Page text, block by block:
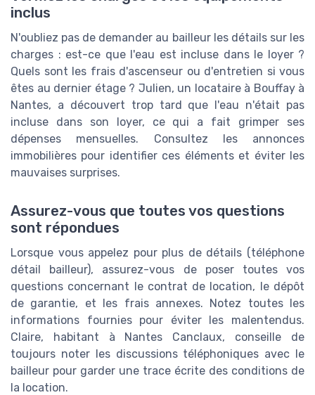
inclus
N'oubliez pas de demander au bailleur les détails sur les
charges : est-ce que l'eau est incluse dans le loyer ?
Quels sont les frais d'ascenseur ou d'entretien si vous
êtes au dernier étage ? Julien, un locataire à Bouffay à
Nantes, a découvert trop tard que l'eau n'était pas
incluse dans son loyer, ce qui a fait grimper ses
dépenses mensuelles. Consultez les annonces
immobilières pour identifier ces éléments et éviter les
mauvaises surprises.
Assurez-vous que toutes vos questions
sont répondues
Lorsque vous appelez pour plus de détails (téléphone
détail bailleur), assurez-vous de poser toutes vos
questions concernant le contrat de location, le dépôt
de garantie, et les frais annexes. Notez toutes les
informations fournies pour éviter les malentendus.
Claire, habitant à Nantes Canclaux, conseille de
toujours noter les discussions téléphoniques avec le
bailleur pour garder une trace écrite des conditions de
la location.